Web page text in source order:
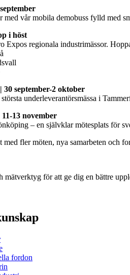
vår mobila demobuss fylld med
i höst
Expos regionala industrimässor.
september-2 oktober
underleverantörsmässa i
13 november
– en självklar mötesplats för
med fler möten, nya samarbeten och
mätverktyg för att ge dig en bättre
fordon